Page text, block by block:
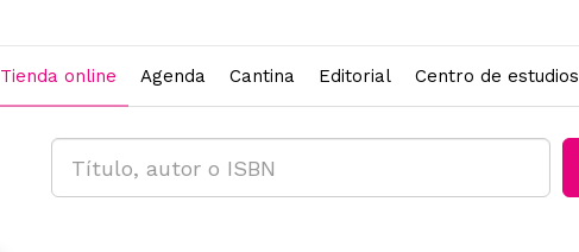
Tienda online Agenda Cantina Editorial Centro de estudios